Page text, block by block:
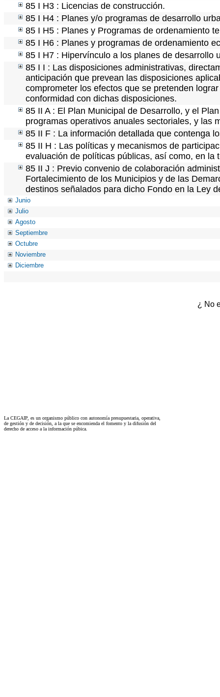
85 I H3 : Licencias de construcción.
85 I H4 : Planes y/o programas de desarrollo
85 I H5 : Planes y Programas de ordenamiento
85 I H6 : Planes y programas de ordenamiento
85 I H7 : Hipervínculo a los planes de desarrollo
85 I I : Las disposiciones administrativas,
anticipación que prevean las disposiciones
comprometer los efectos que se pretenden
conformidad con dichas disposiciones.
85 II A : El Plan Municipal de Desarrollo, y el
programas operativos anuales sectoriales, y las
85 II F : La información detallada que contenga
85 II H : Las políticas y mecanismos de
evaluación de políticas públicas, así como, en
85 II J : Previo convenio de colaboración
Fortalecimiento de los Municipios y de las
destinos señalados para dicho Fondo en la Ley
Junio
Julio
Agosto
Septiembre
Octubre
Noviembre
Diciembre
¿ No
La CEGAIP, es un organismo público con autonomía presupuestaria, operativa,
de gestión y de decisión, a la que se encomienda el fomento y la difusión del
derecho de acceso a la información púbica.